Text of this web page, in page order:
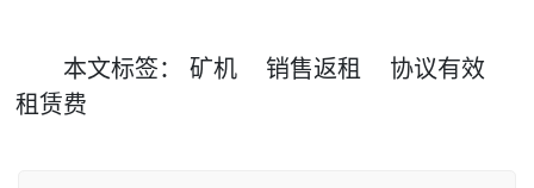
本文标签： 矿机 销售返租
协议有效
租赁费